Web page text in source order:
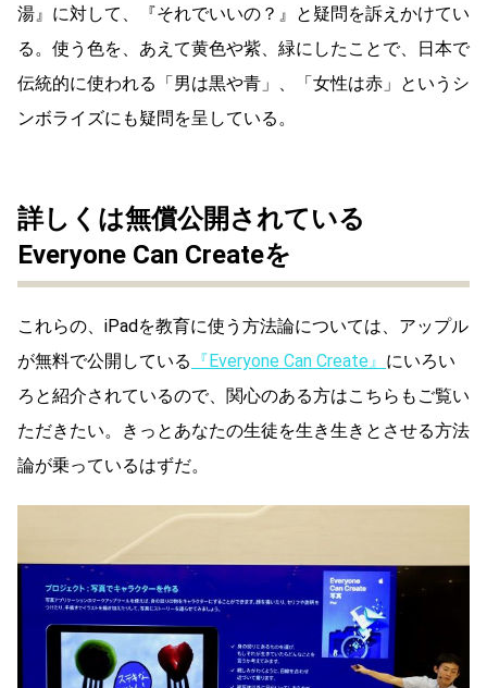
湯』に対して、『それでいいの？』と疑問を訴えかけてい
る。使う色を、あえて黄色や紫、緑にしたことで、日本で
伝統的に使われる「男は黒や青」、「女性は赤」というシ
ンボライズにも疑問を呈している。
詳しくは無償公開されている
Everyone Can Createを
これらの、iPadを教育に使う方法論については、アップル
が無料で公開している 『Everyone Can Create』 にいろい
ろと紹介されているので、関心のある方はこちらもご覧い
ただきたい。きっとあなたの生徒を生き生きとさせる方法
論が乗っているはずだ。